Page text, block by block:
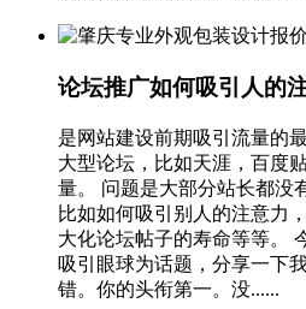
论坛推广如何吸引人的
是网站建设前期吸引流量的
大型论坛，比如天涯，百度
量。 问题是大部分站长都没
比如如何吸引别人的注意力
大化论坛帖子的寿命等等。
吸引眼球为话题，分享一下
错。你的头衔第一。没......